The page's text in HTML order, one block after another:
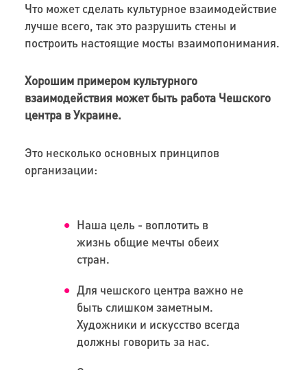
Что может сделать культурное взаимодействие
лучше всего, так это разрушить стены и
построить настоящие мосты взаимопонимания.
Хорошим примером культурного
взаимодействия может быть работа Чешского
центра в Украине.
Это несколько основных принципов
организации:
Наша цель - воплотить в
жизнь общие мечты обеих
стран.
Для чешского центра важно не
быть слишком заметным.
Художники и искусство всегда
должны говорить за нас.